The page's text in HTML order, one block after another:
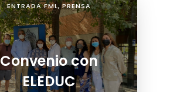
ENTRADA FML,PRENSA
Convenio con
ELEDUC